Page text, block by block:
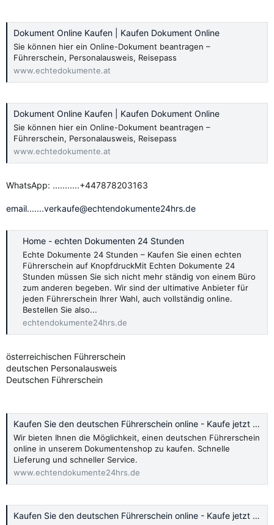
Dokument Online Kaufen | Kaufen Dokument Online
Sie können hier ein Online-Dokument beantragen –
Führerschein, Personalausweis, Reisepass
www.echtedokumente.at
Dokument Online Kaufen | Kaufen Dokument Online
Sie können hier ein Online-Dokument beantragen –
Führerschein, Personalausweis, Reisepass
www.echtedokumente.at
WhatsApp: ...........+447878203163
email.......verkaufe@echtendokumente24hrs.de
Home - echten Dokumenten 24 Stunden
Echte Dokumente 24 Stunden – Kaufen Sie einen echten
Führerschein auf KnopfdruckMit Echten Dokumente 24
Stunden müssen Sie sich nicht mehr ständig von einem Büro
zum anderen begeben. Wir sind der ultimative Anbieter für
jeden Führerschein Ihrer Wahl, auch vollständig online.
Bestellen Sie also...
echtendokumente24hrs.de
österreichischen Führerschein
deutschen Personalausweis
Deutschen Führerschein
Kaufen Sie den deutschen Führerschein online - Kaufe jetzt 2024
Wir bieten Ihnen die Möglichkeit, einen deutschen Führerschein
online in unserem Dokumentenshop zu kaufen. Schnelle
Lieferung und schneller Service.
www.echtendokumente24hrs.de
Kaufen Sie den deutschen Führerschein online - Kaufe jetzt 2024